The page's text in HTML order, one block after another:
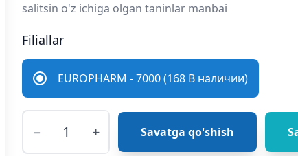
salitsin o'z ichiga olgan taninlar manbai
Filiallar
EUROPHARM - 7000 (168 В наличии)
− + Savatga qo'shish